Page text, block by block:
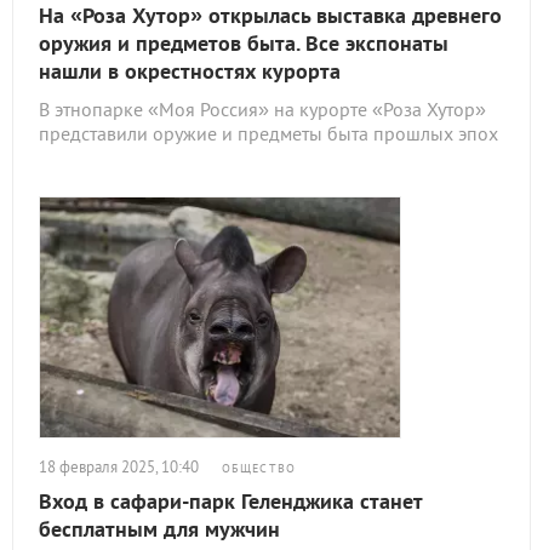
На «Роза Хутор» открылась выставка древнего
оружия и предметов быта. Все экспонаты
нашли в окрестностях курорта
В этнопарке «Моя Россия» на курорте «Роза Хутор»
представили оружие и предметы быта прошлых эпох
18 февраля 2025, 10:40 ОБЩЕСТВО
Вход в сафари-парк Геленджика станет
бесплатным для мужчин